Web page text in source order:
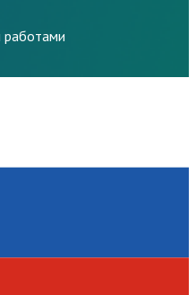
работами